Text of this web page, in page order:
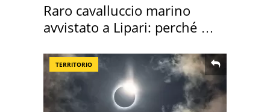
Raro cavalluccio marino
avvistato a Lipari: perché è
TERRITORIO